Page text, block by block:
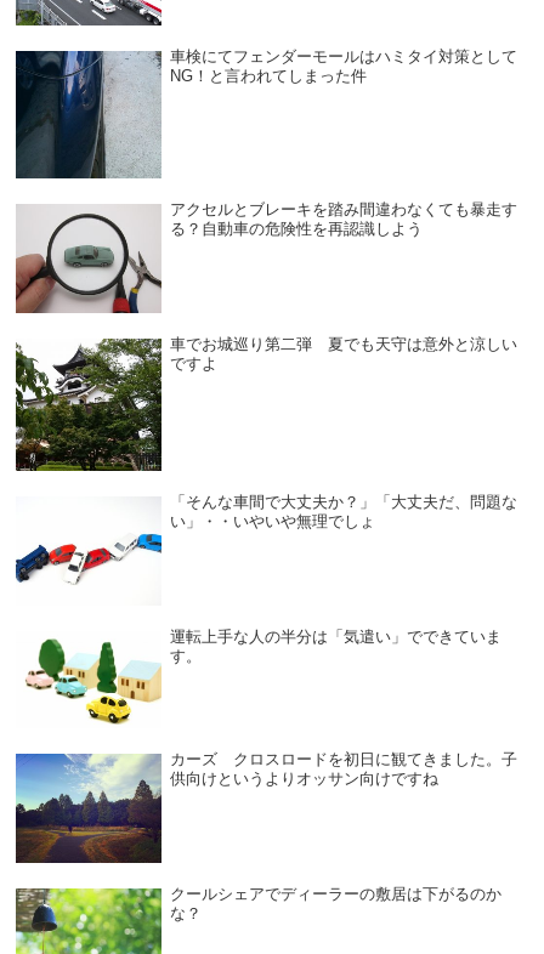
車検にてフェンダーモールはハミタイ対策として
NG！と言われてしまった件
アクセルとブレーキを踏み間違わなくても暴走す
る？自動車の危険性を再認識しよう
車でお城巡り第二弾 夏でも天守は意外と涼しい
ですよ
「そんな車間で大丈夫か？」「大丈夫だ、問題な
い」・・いやいや無理でしょ
運転上手な人の半分は「気遣い」でできていま
す。
カーズ クロスロードを初日に観てきました。子
供向けというよりオッサン向けですね
クールシェアでディーラーの敷居は下がるのか
な？